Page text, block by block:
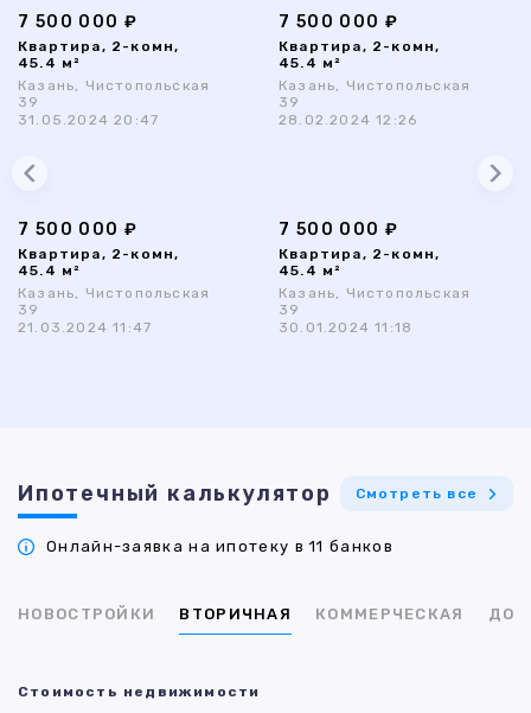
7 500 000 ₽
Квартира, 2-комн,
45.4 м²
Казань, Чистопольская
39
31.05.2024 20:47
7 500 000 ₽
Квартира, 2-комн,
45.4 м²
Казань, Чистопольская
39
28.02.2024 12:26
7 500 000 ₽
Квартира, 2-комн,
45.4 м²
Казань, Чистопольская
39
21.03.2024 11:47
7 500 000 ₽
Квартира, 2-комн,
45.4 м²
Казань, Чистопольская
39
30.01.2024 11:18
Ипотечный калькулятор Смотреть все
Онлайн-заявка на ипотеку в 11 банков
НОВОСТРОЙКИ ВТОРИЧНАЯ КОММЕРЧЕСКАЯ ДОМ
Стоимость недвижимости